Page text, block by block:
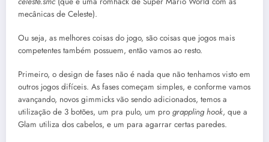
mecânicas de Celeste).
Ou seja, as melhores coisas do jogo, são coisas que jogos mais
competentes também possuem, então vamos ao resto.
Primeiro, o design de fases não é nada que não tenhamos visto em
outros jogos difíceis. As fases começam simples, e conforme vamos
avançando, novos gimmicks vão sendo adicionados, temos a
utilização de 3 botões, um pra pulo, um pro grappling hook, que a
Glam utiliza dos cabelos, e um para agarrar certas paredes.